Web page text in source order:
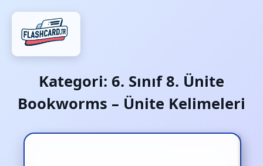
Kategori: 6. Sınıf 8. Ünite
Bookworms – Ünite Kelimeleri